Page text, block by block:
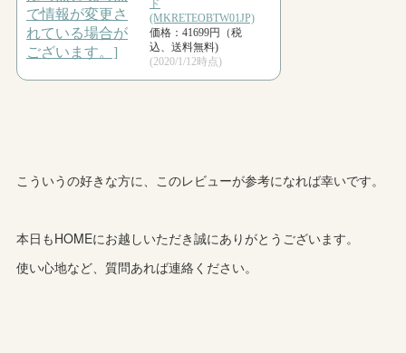
こういうの好きな方に、このレビューが参考になれば幸いです。
本日もHOMEにお越しいただき誠にありがとうございます。
使い心地など、質問あれば連絡ください。